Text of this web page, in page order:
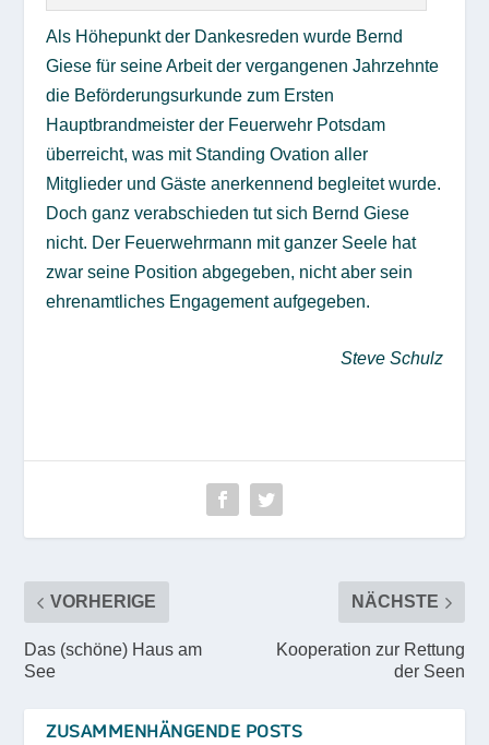
Als Höhepunkt der Dankesreden wurde Bernd
Giese für seine Arbeit der vergangenen Jahrzehnte
die Beförderungsurkunde zum Ersten
Hauptbrandmeister der Feuerwehr Potsdam
überreicht, was mit Standing Ovation aller
Mitglieder und Gäste anerkennend begleitet wurde.
Doch ganz verabschieden tut sich Bernd Giese
nicht. Der Feuerwehrmann mit ganzer Seele hat
zwar seine Position abgegeben, nicht aber sein
ehrenamtliches Engagement aufgegeben.
Steve Schulz
VORHERIGE
Das (schöne) Haus am
See
NÄCHSTE
Kooperation zur Rettung
der Seen
ZUSAMMENHÄNGENDE POSTS